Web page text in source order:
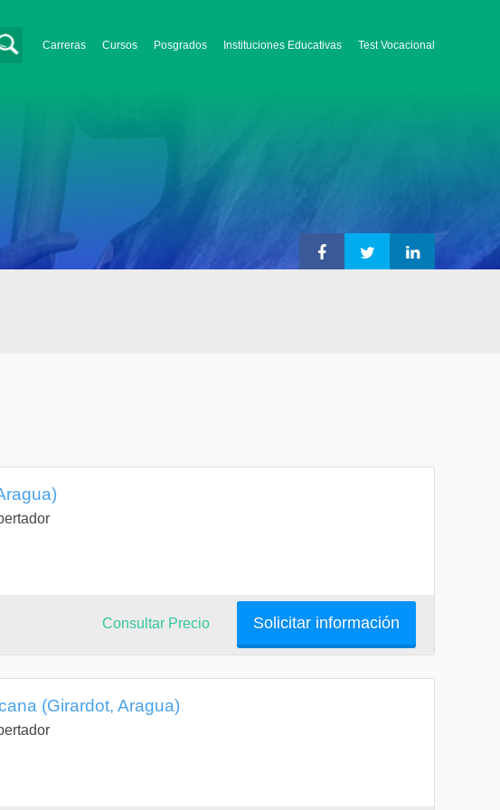
Carreras Cursos Posgrados Instituciones Educativas Test Vocacional
Solicitar información
Consultar Precio
(Girardot, Aragua)